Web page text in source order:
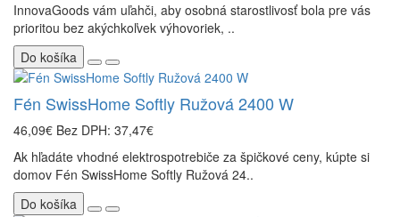
InnovaGoods vám uľahči, aby osobná starostlivosť bola pre vás
prioritou bez akýchkoľvek výhovoriek, ..
Do košíka
Fén SwissHome Softly Ružová 2400 W
46,09€ Bez DPH: 37,47€
Ak hľadáte vhodné elektrospotrebiče za špičkové ceny, kúpte si
domov Fén SwissHome Softly Ružová 24..
Do košíka